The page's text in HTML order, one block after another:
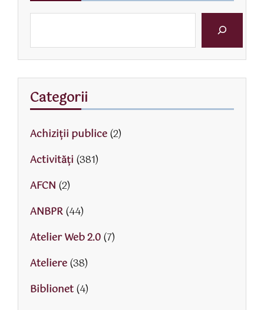
Categorii
Achiziții publice(2)
Activităţi (381)
AFCN (2)
ANBPR(44)
Atelier Web 2.0(7)
Ateliere(38)
Biblionet(4)